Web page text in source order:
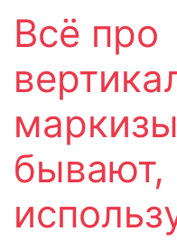
Всё про
бывают,